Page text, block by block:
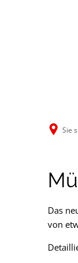
Sie
Das
von